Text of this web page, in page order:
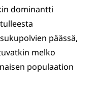
dominantti
päässä,
melko
populaation